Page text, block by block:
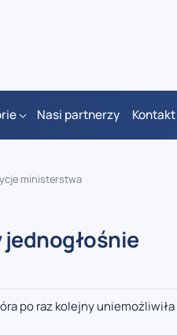
Nasi partnerzy Kontakt
ministerstwa
po raz kolejny uniemożliwiła